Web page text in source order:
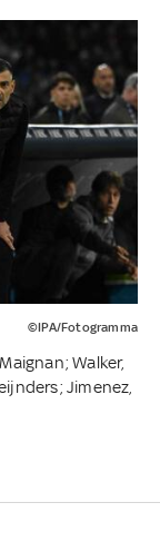
©IPA/Fotogramma
Maignan; Walker,
Jimenez,